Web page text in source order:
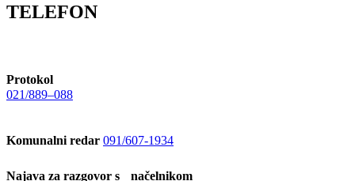
TELEFON
Protokol
021/889–088
Komunalni redar 091/607-1934
Najava za razgovor s načelnikom